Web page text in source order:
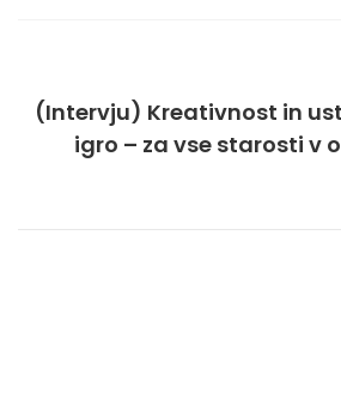
(Intervju) Kreativnost in
igro – za vse starosti v